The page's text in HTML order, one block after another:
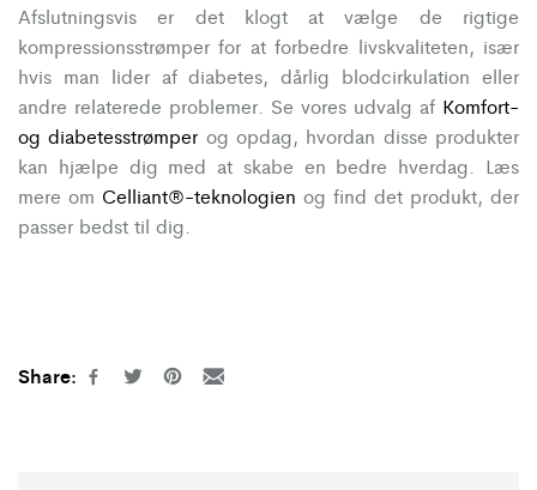
Afslutningsvis er det klogt at vælge de rigtige
kompressionsstrømper for at forbedre livskvaliteten, især
hvis man lider af diabetes, dårlig blodcirkulation eller
andre relaterede problemer. Se vores udvalg af Komfort-
og diabetesstrømperog opdag, hvordan disse produkter
kan hjælpe dig med at skabe en bedre hverdag. Læs
mere om Celliant®-teknologien og find det produkt, der
passer bedst til dig.
Share: